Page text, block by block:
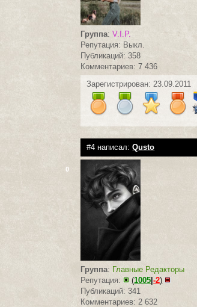
Группа:V.I.P.
Репутация: Выкл.
Публикаций: 358
Комментариев: 7 436
Зарегистрирован: 23.09.2011
#4 написал:Qusto
0
Группа: Главные Редакторы
Репутация:
(1005 |-2)
Публикаций: 341
Комментариев: 2 632